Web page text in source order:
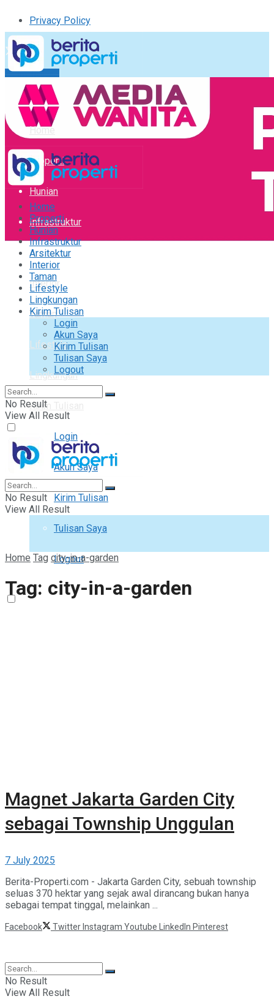
Privacy Policy
Kirim Tulisan
Tulisan Saya
Logout
Home
Properti
Hunian
Infrastruktur
Arsitektur
Interior
Taman
Lifestyle
Lingkungan
Kirim Tulisan
Login
Akun Saya
Kirim Tulisan
Tulisan Saya
Logout
Home
Properti
Hunian
Infrastruktur
Arsitektur
Interior
Taman
Lifestyle
Lingkungan
Kirim Tulisan
Login
Akun Saya
Kirim Tulisan
Tulisan Saya
Logout
No Result
View All Result
No Result
View All Result
Home Tag city-in-a-garden
Tag: city-in-a-garden
Magnet Jakarta Garden City
sebagai Township Unggulan
7 July 2025
Berita-Properti.com - Jakarta Garden City, sebuah township
seluas 370 hektar yang sejak awal dirancang bukan hanya
sebagai tempat tinggal, melainkan ...
Facebook Twitter Instagram Youtube LinkedIn Pinterest
No Result
View All Result